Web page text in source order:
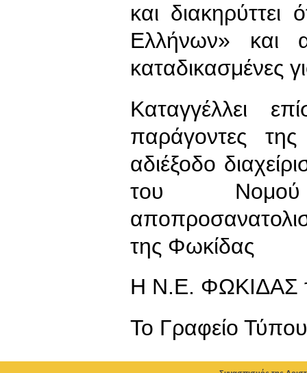
και
Ελλήνων» και
καταδικασμένες
Καταγγέλλει
παράγοντες
αδιέξοδο
του
της Φωκίδας
Η Ν.Ε. ΦΩΚΙΔΑΣ
To Γραφείο Τύπου